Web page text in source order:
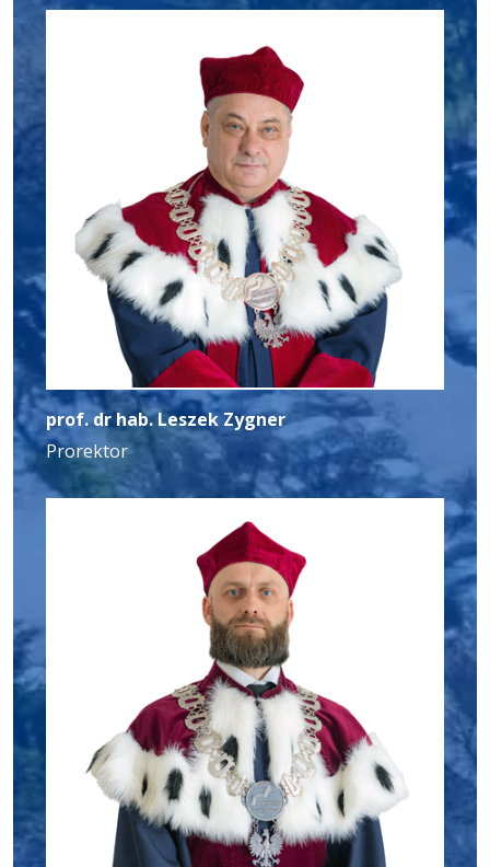
prof. dr hab. Leszek Zygner
Prorektor